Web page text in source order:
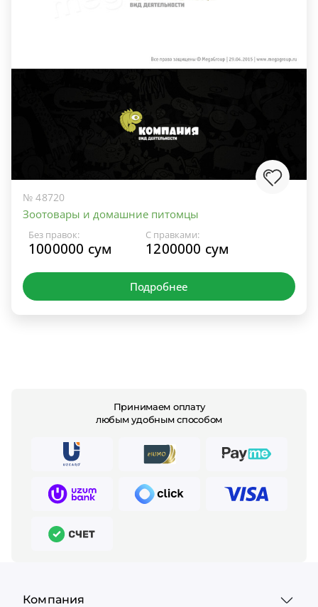
№ 48720
Зоотовары и домашние питомцы
Без правок:
1000000 сум
С правками:
1200000 сум
Подробнее
Принимаем оплату
любым удобным способом
Компания